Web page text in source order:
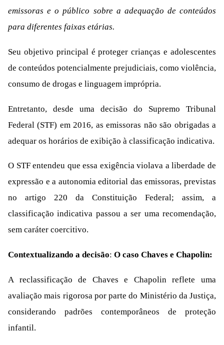
emissoras e o público sobre a adequação de conteúdos
para diferentes faixas etárias.
Seu objetivo principal é proteger crianças e adolescentes
de conteúdos potencialmente prejudiciais, como violência,
consumo de drogas e linguagem imprópria.
Entretanto, desde uma decisão do Supremo Tribunal
Federal (STF) em 2016, as emissoras não são obrigadas a
adequar os horários de exibição à classificação indicativa.
O STF entendeu que essa exigência violava a liberdade de
expressão e a autonomia editorial das emissoras, previstas
no artigo 220 da Constituição Federal; assim, a
classificação indicativa passou a ser uma recomendação,
sem caráter coercitivo.
Contextualizando a decisão: O caso Chaves e Chapolin:
A reclassificação de Chaves e Chapolin reflete uma
avaliação mais rigorosa por parte do Ministério da Justiça,
considerando padrões contemporâneos de proteção
infantil.